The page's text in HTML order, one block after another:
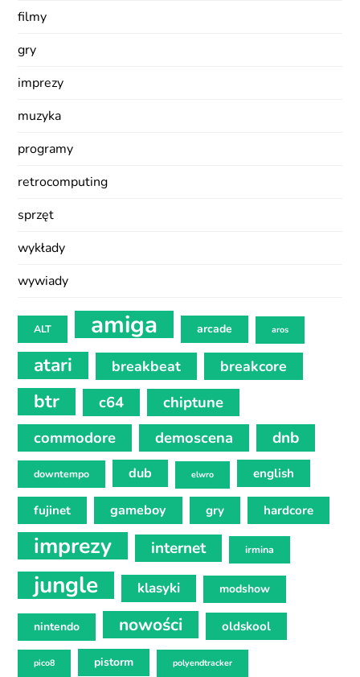
filmy
gry
imprezy
muzyka
programy
retrocomputing
sprzęt
wykłady
wywiady
ALT amiga arcade aros
atari breakbeat breakcore
btr c64
chiptune
commodore
demoscena dnb
downtempo dub elwro english
fujinet gameboy gry hardcore
imprezy internet irmina
jungle klasyki modshow
nintendo nowości oldskool
pico8 pistorm polyendtracker